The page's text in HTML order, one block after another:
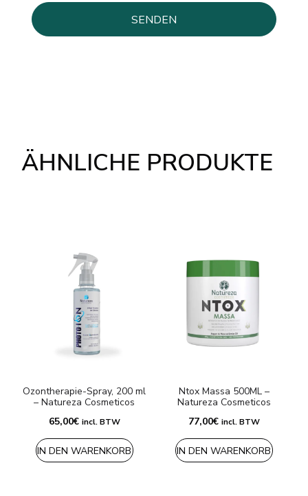
ÄHNLICHE PRODUKTE
Ozontherapie-Spray, 200 ml
– Natureza Cosmeticos
65,00€ incl. BTW
IN DEN WARENKORB
Ntox Massa 500ML –
Natureza Cosmeticos
77,00€ incl. BTW
IN DEN WARENKORB